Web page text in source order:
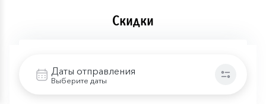
Даты отправления
Выберите даты
Скидки
Скидка ID/AD
Подробнее